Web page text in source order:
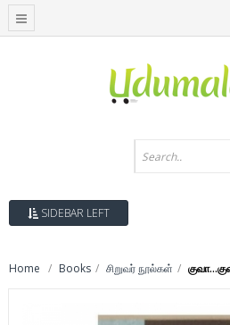
SIDEBAR LEFT
Home Books சிறுவர் நூல்கள்